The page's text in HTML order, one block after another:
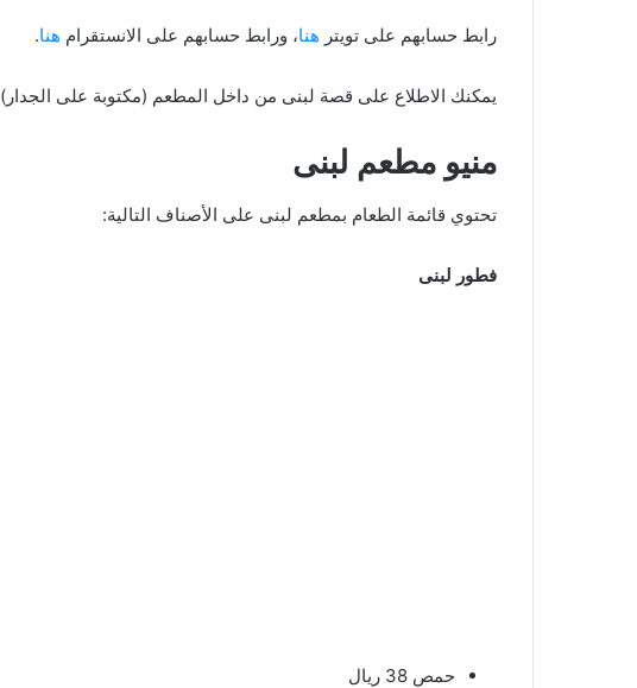
رابط حسابهم على تويتر هنا، ورابط حسابهم على الانستقرام هنا.
يمكنك الاطلاع على قصة لبنى من داخل المطعم (مكتوبة على الجدار)
منيو مطعم لبنى
تحتوي قائمة الطعام بمطعم لبنى على الأصناف التالية:
فطور لبنى
حمص 38 ريال